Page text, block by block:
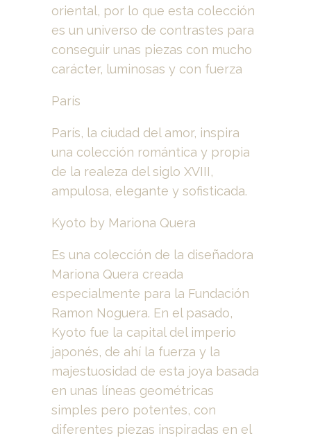
oriental, por lo que esta colección
es un universo de contrastes para
conseguir unas piezas con mucho
carácter, luminosas y con fuerza
París
París, la ciudad del amor, inspira
una colección romántica y propia
de la realeza del siglo XVIII,
ampulosa, elegante y sofisticada.
Kyoto by Mariona Quera
Es una colección de la diseñadora
Mariona Quera creada
especialmente para la Fundación
Ramon Noguera. En el pasado,
Kyoto fue la capital del imperio
japonés, de ahí la fuerza y ​​la
majestuosidad de esta joya basada
en unas líneas geométricas
simples pero potentes, con
diferentes piezas inspiradas en el